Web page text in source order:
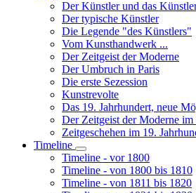
Unternavigation
von
Weg
Der Künstler und das
Der typische Künstler
Die Legende "des Künstlers"
Vom Kunsthandwerk ...
Der Zeitgeist der Moderne
Der Umbruch in Paris
Die erste Sezession
Kunstrevolte
Das 19. Jahrhundert, neue
Der Zeitgeist der Moderne im
Zeitgeschehen im 19.
Timeline
Unternavigation
von
Timeline
Timeline - vor 1800
Timeline - von 1800 bis 1810
Timeline - von 1811 bis 1820